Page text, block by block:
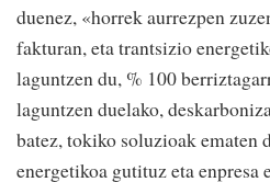
duenez, «horrek aurrezpen
fakturan, eta trantsizio
laguntzen du, % 100
laguntzen duelako,
batez, tokiko soluzioak ematen
energetikoa gutituz eta